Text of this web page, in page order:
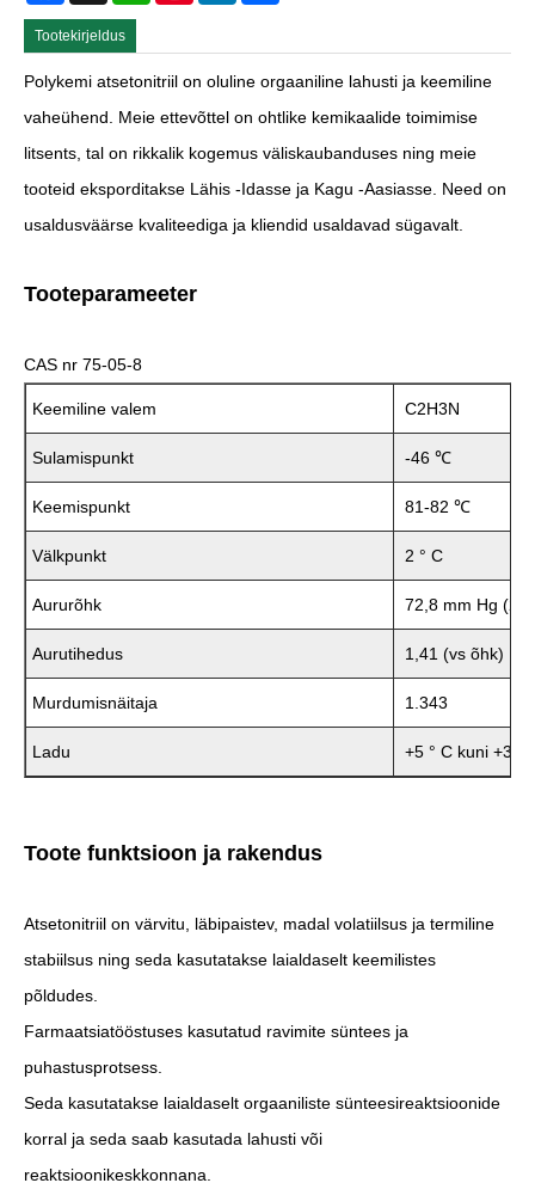
Tootekirjeldus
Polykemi atsetonitriil on oluline orgaaniline lahusti ja keemiline
vaheühend. Meie ettevõttel on ohtlike kemikaalide toimimise
litsents, tal on rikkalik kogemus väliskaubanduses ning meie
tooteid eksporditakse Lähis -Idasse ja Kagu -Aasiasse. Need on
usaldusväärse kvaliteediga ja kliendid usaldavad sügavalt.
Tooteparameeter
CAS nr 75-05-8
Keemiline valem C2H3N
Sulamispunkt -46 ℃
Keemispunkt 81-82 ℃
Välkpunkt 2 ° C
Aururõhk 72,8 mm Hg (20
Aurutihedus 1,41 (vs õhk)
Murdumisnäitaja 1.343
Ladu +5 ° C kuni +30
Toote funktsioon ja rakendus
Atsetonitriil on värvitu, läbipaistev, madal volatiilsus ja termiline
stabiilsus ning seda kasutatakse laialdaselt keemilistes
põldudes.
Farmaatsiatööstuses kasutatud ravimite süntees ja
puhastusprotsess.
Seda kasutatakse laialdaselt orgaaniliste sünteesireaktsioonide
korral ja seda saab kasutada lahusti või
reaktsioonikeskkonnana.